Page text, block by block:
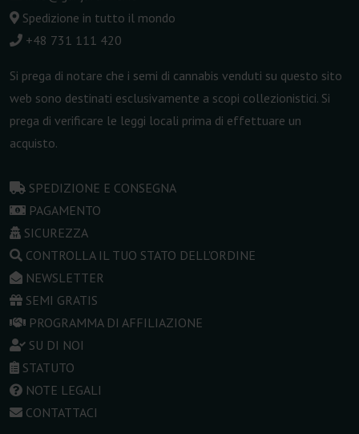
Spedizione in tutto il mondo
+48 731 111 420
Si prega di notare che i semi di cannabis venduti su questo sito
web sono destinati esclusivamente a scopi collezionistici. Si
prega di verificare le leggi locali prima di effettuare un
acquisto.
SPEDIZIONE E CONSEGNA
PAGAMENTO
SICUREZZA
CONTROLLA IL TUO STATO DELL'ORDINE
NEWSLETTER
SEMI GRATIS
PROGRAMMA DI AFFILIAZIONE
SU DI NOI
STATUTO
NOTE LEGALI
CONTATTACI